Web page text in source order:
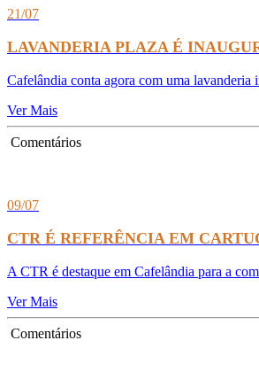
21/07
LAVANDERIA PLAZA É
Cafelândia conta agora com uma lavanderia
Ver Mais
Comentários
09/07
CTR É REFERÊNCIA EM
A CTR é destaque em Cafelândia para a
Ver Mais
Comentários